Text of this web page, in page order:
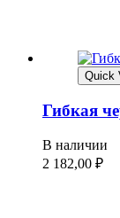
Quick
Гибкая
В наличии
2 182,00 ₽